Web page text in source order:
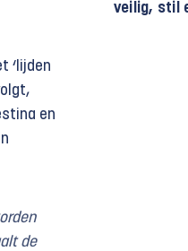
‘lijden
en
de
veilig, stil